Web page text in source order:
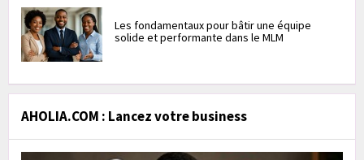
Les fondamentaux pour bâtir une équipe
solide et performante dans le MLM
AHOLIA.COM : Lancez votre business